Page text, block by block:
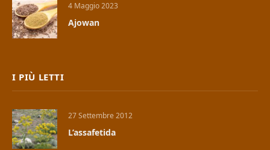
4 Maggio 2023
Ajowan
I PIÙ LETTI
27 Settembre 2012
L’assafetida